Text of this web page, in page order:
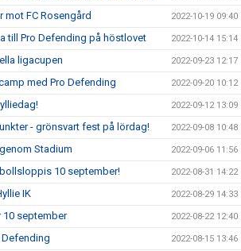
mot FC Rosengård 2022-10-19 09:40
till Pro Defending på höstlovet 2022-10-14 15:14
ligacupen 2022-09-23 12:17
med Pro Defending 2022-09-20 10:12
2022-09-12 13:09
- grönsvart fest på lördag! 2022-09-08 10:48
Stadium 2022-09-06 11:56
10 september! 2022-08-31 14:22
IK 2022-08-29 14:33
10 september 2022-08-22 12:40
2022-08-15 13:46